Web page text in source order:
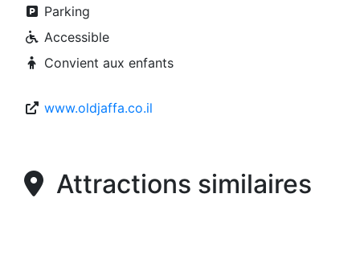
Parking
Accessible
Convient aux enfants
www.oldjaffa.co.il
Attractions similaires